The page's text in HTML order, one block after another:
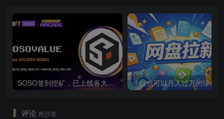
SOSO签到挖矿，已上线各大交易所 小白也可以月入过万的绿色
评论 抢沙发